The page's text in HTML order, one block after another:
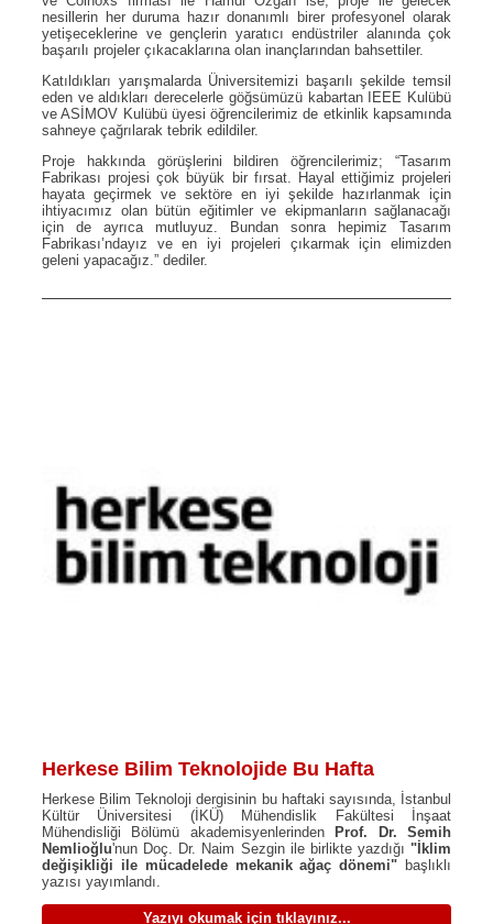
nesillerin her duruma hazır donanımlı birer profesyonel olarak
yetişeceklerine ve gençlerin yaratıcı endüstriler alanında çok
başarılı projeler çıkacaklarına olan inançlarından bahsettiler.
Katıldıkları yarışmalarda Üniversitemizi başarılı şekilde temsil
eden ve aldıkları derecelerle göğsümüzü kabartan IEEE Kulübü
ve ASİMOV Kulübü üyesi öğrencilerimiz de etkinlik kapsamında
sahneye çağrılarak tebrik edildiler.
Proje hakkında görüşlerini bildiren öğrencilerimiz; “Tasarım
Fabrikası projesi çok büyük bir fırsat. Hayal ettiğimiz projeleri
hayata geçirmek ve sektöre en iyi şekilde hazırlanmak için
ihtiyacımız olan bütün eğitimler ve ekipmanların sağlanacağı
için de ayrıca mutluyuz. Bundan sonra hepimiz Tasarım
Fabrikası’ndayız ve en iyi projeleri çıkarmak için elimizden
geleni yapacağız.” dediler.
Herkese Bilim Teknolojide Bu Hafta
Herkese Bilim Teknoloji dergisinin bu haftaki sayısında, İstanbul
Kültür Üniversitesi (İKÜ) Mühendislik Fakültesi İnşaat
Mühendisliği Bölümü akademisyenlerinden
Prof. Dr. Semih
Nemlioğlu'nun Doç. Dr. Naim Sezgin ile birlikte yazdığı "İklim
değişikliği ile mücadelede mekanik ağaç dönemi" başlıklı
yazısı yayımlandı.
Yazıyı okumak için tıklayınız...